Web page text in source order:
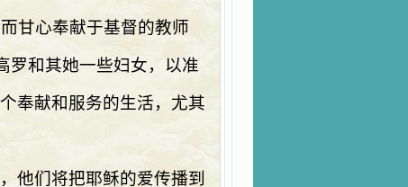
甘心奉献于基督的教师
罗和其她一些妇女，以准
奉献和服务的生活，尤其
他们将把耶稣的爱传播到